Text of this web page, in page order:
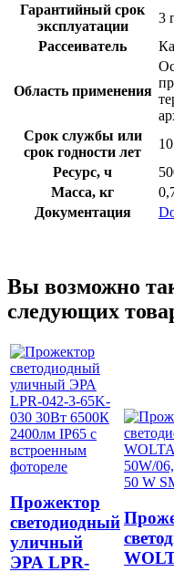
Гарантийный срок
эксплуатации
3
Рассеиватель
Область применения
Срок службы или
срок годности лет
10
Ресурс, ч
Масса, кг
Документация
Вы возможно
следующих
Прожектор
светодиодный
уличный
ЭРА LPR-